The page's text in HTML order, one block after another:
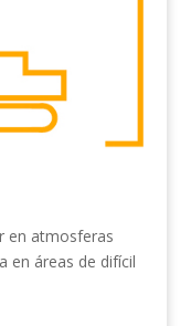
en atmosferas
en áreas de difícil